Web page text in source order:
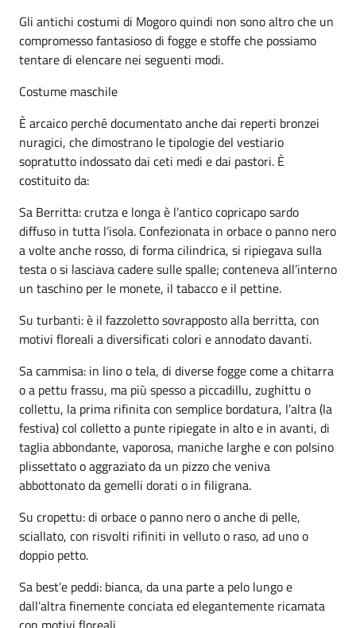
Gli antichi costumi di Mogoro quindi non sono altro che un
compromesso fantasioso di fogge e stoffe che possiamo
tentare di elencare nei seguenti modi.
Costume maschile
È arcaico perché documentato anche dai reperti bronzei
nuragici, che dimostrano le tipologie del vestiario
sopratutto indossato dai ceti medi e dai pastori. È
costituito da:
Sa Berritta: crutza e longa è l’antico copricapo sardo
diffuso in tutta l’isola. Confezionata in orbace o panno nero
a volte anche rosso, di forma cilindrica, si ripiegava sulla
testa o si lasciava cadere sulle spalle; conteneva all’interno
un taschino per le monete, il tabacco e il pettine.
Su turbanti: è il fazzoletto sovrapposto alla berritta, con
motivi floreali a diversificati colori e annodato davanti.
Sa cammisa: in lino o tela, di diverse fogge come a chitarra
o a pettu frassu, ma più spesso a piccadillu, zughittu o
collettu, la prima rifinita con semplice bordatura, l’altra (la
festiva) col colletto a punte ripiegate in alto e in avanti, di
taglia abbondante, vaporosa, maniche larghe e con polsino
plissettato o aggraziato da un pizzo che veniva
abbottonato da gemelli dorati o in filigrana.
Su cropettu: di orbace o panno nero o anche di pelle,
sciallato, con risvolti rifiniti in velluto o raso, ad uno o
doppio petto.
Sa best’e peddi: bianca, da una parte a pelo lungo e
dall’altra finemente conciata ed elegantemente ricamata